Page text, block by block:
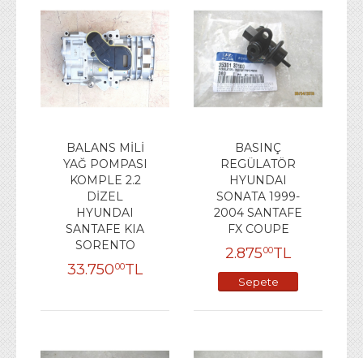
BALANS MİLİ
YAĞ POMPASI
KOMPLE 2.2
DİZEL
HYUNDAI
SANTAFE KIA
SORENTO
33.75000TL
BASINÇ
REGÜLATÖR
HYUNDAI
SONATA 1999-
2004 SANTAFE
FX COUPE
2.87500TL
Sepete